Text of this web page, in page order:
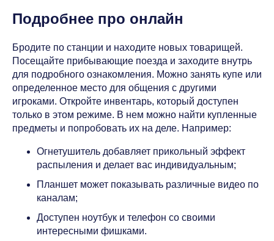
Подробнее про онлайн
Бродите по станции и находите новых товарищей.
Посещайте прибывающие поезда и заходите внутрь
для подробного ознакомления. Можно занять купе или
определенное место для общения с другими
игроками. Откройте инвентарь, который доступен
только в этом режиме. В нем можно найти купленные
предметы и попробовать их на деле. Например:
Огнетушитель добавляет прикольный эффект
распыления и делает вас индивидуальным;
Планшет может показывать различные видео по
каналам;
Доступен ноутбук и телефон со своими
интересными фишками.